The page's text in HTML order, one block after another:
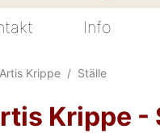
Info
Artis Krippe Ställe
Krippe -